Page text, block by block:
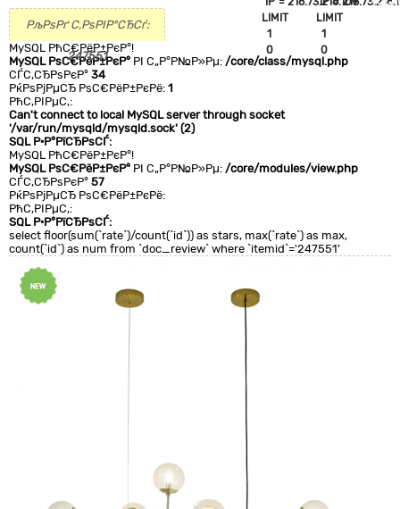
LIMIT
1
0
LIMIT
1
0
РљРѕРґ С‚РѕРІР°СЂСѓ:
247551
MySQL РћС€РёР±РєР°!
MySQL РѕС€РёР±РєР° РІ С„Р°Р№Р»Рµ: /core/class/mysql.php
СЃС‚СЂРѕРєР° 34
РќРѕРјРµСЂ РѕС€РёР±РєРё: 1
РћС‚РІРµС‚:
Can't connect to local MySQL server through socket
'/var/run/mysqld/mysqld.sock' (2)
SQL Р·Р°РїСЂРѕСЃ:
MySQL РћС€РёР±РєР°!
MySQL РѕС€РёР±РєР° РІ С„Р°Р№Р»Рµ: /core/modules/view.php
СЃС‚СЂРѕРєР° 57
РќРѕРјРµСЂ РѕС€РёР±РєРё:
РћС‚РІРµС‚:
SQL Р·Р°РїСЂРѕСЃ:
select floor(sum(`rate`)/count(`id`)) as stars, max(`rate`) as max,
count(`id`) as num from `doc_review` where `itemid`='247551'